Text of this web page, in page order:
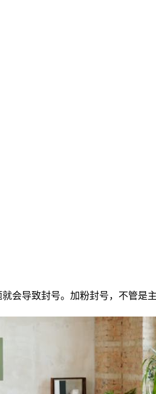
会导致封号。加粉封号，不管是